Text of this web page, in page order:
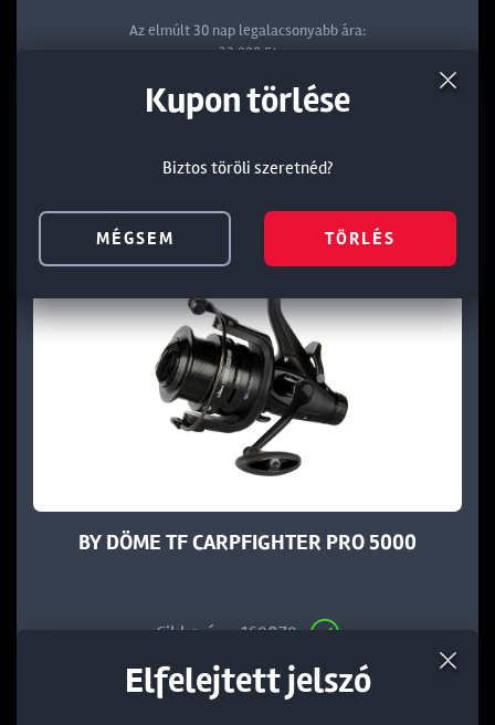
Az elmúlt 30 nap legalacsonyabb ára:
32 990 Ft
BY DÖME TF CARPFIGHTER PRO 5000
Cikkszám: 169079
18 490 Ft 14 990 Ft
Termék törlése a kosárból
Biztos töröli szeretnéd?
MÉGSEM TÖRLÉS
Kedvezmény törlése
Biztos töröli szeretnéd?
MÉGSEM TÖRLÉS
Kupon törlése
Biztos töröli szeretnéd?
MÉGSEM TÖRLÉS
Elfelejtett jelszó